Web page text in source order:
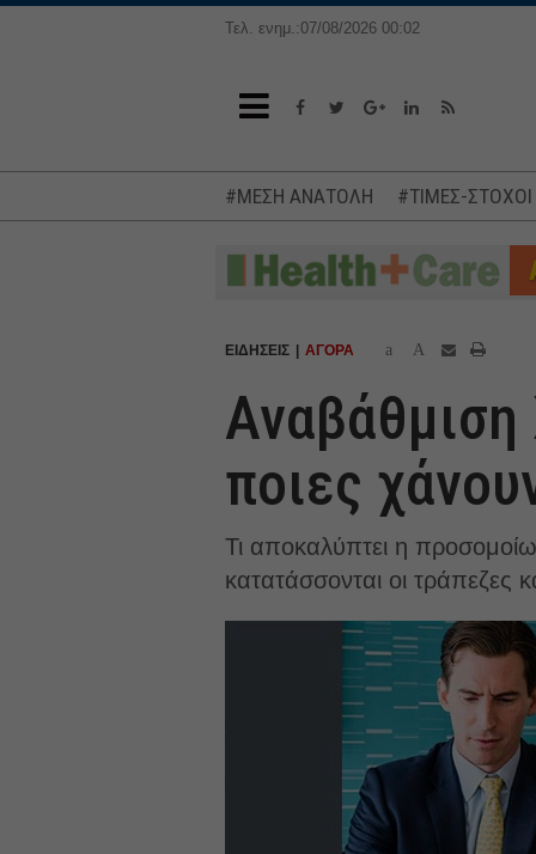
Τελ. ενημ.:07/08/2026 00:02
#ΜΕΣΗ ΑΝΑΤΟΛΗ #ΤΙΜΕΣ-
ΕΙΔΗΣΕΙΣ ΑΓΟΡΑ a A
Αναβάθμιση
ποιες
Τι αποκαλύπτει η
κατατάσσονται οι τράπεζες